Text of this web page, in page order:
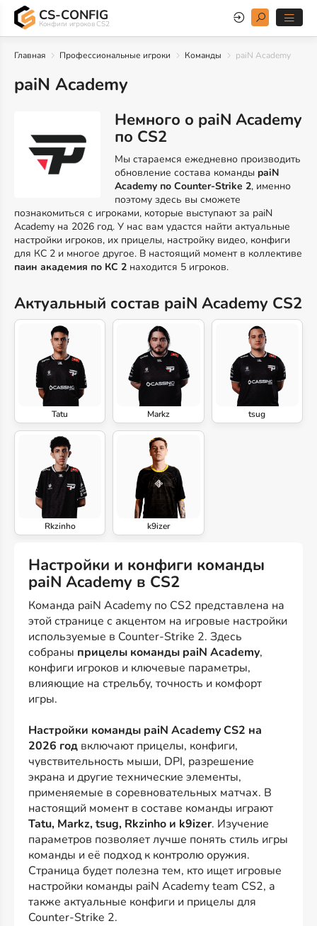
CS-CONFIG
Конфиги игроков CS2
Главная Профессиональные игроки Команды paiN Academy
paiN Academy
Немного о paiN Academy
по CS2
Мы стараемся ежедневно производить
обновление состава команды paiN
Academy по Counter-Strike 2, именно
поэтому здесь вы сможете
познакомиться с игроками, которые выступают за paiN
Academy на 2026 год. У нас вам удастся найти актуальные
настройки игроков, их прицелы, настройку видео, конфиги
для КС 2 и многое другое. В настоящий момент в коллективе
паин академия по КС 2 находится 5 игроков.
Актуальный состав paiN Academy CS2
Tatu Markz tsug
Rkzinho k9izer
Настройки и конфиги команды
paiN Academy в CS2
Команда paiN Academy по CS2 представлена на
этой странице с акцентом на игровые настройки
используемые в Counter-Strike 2. Здесь
собраны прицелы команды paiN Academy,
конфиги игроков и ключевые параметры,
влияющие на стрельбу, точность и комфорт
игры.
Настройки команды paiN Academy CS2 на
2026 год включают прицелы, конфиги,
чувствительность мыши, DPI, разрешение
экрана и другие технические элементы,
применяемые в соревновательных матчах. В
настоящий момент в составе команды играют
Tatu, Markz, tsug, Rkzinho и k9izer. Изучение
параметров позволяет лучше понять стиль игры
команды и её подход к контролю оружия.
Страница будет полезна тем, кто ищет игровые
настройки команды paiN Academy team CS2, а
также актуальные конфиги и прицелы для
Counter-Strike 2.